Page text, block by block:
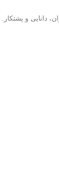
دانایی و پشتکار.